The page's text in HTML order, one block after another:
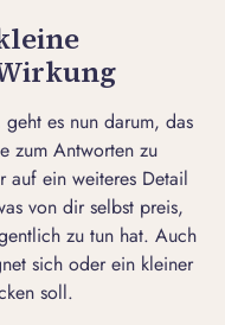
es nun darum, das
zum Antworten zu
auf ein weiteres Detail
von dir selbst preis,
zu tun hat. Auch
sich oder ein kleiner
soll.